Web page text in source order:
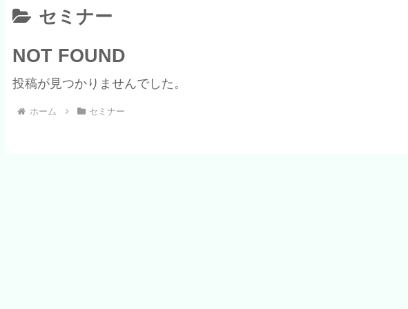
セミナー
NOT FOUND
投稿が見つかりませんでした。
ホーム セミナー